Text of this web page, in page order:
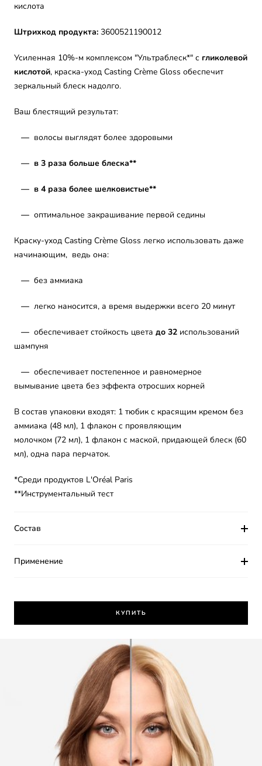
кислота
Штрихкод продукта: 3600521190012
Усиленная 10%-м комплексом "Ультраблеск*" с гликолевой
кислотой, краска-уход Casting Crème Gloss обеспечит
зеркальный блеск надолго.
Ваш блестящий результат:
— волосы выглядят более здоровыми
— в 3 раза больше блеска**
— в 4 раза более шелковистые**
— оптимальное закрашивание первой седины
Краску-уход Casting Crème Gloss легко использовать даже
начинающим, ведь она:
— без аммиака
— легко наносится, а время выдержки всего 20 минут
— обеспечивает стойкость цвета до 32 использований
шампуня
— обеспечивает постепенное и равномерное
вымывание цвета без эффекта отросших корней
В состав упаковки входят: 1 тюбик с красящим кремом без
аммиака (48 мл), 1 флакон с проявляющим
молочком (72 мл), 1 флакон с маской, придающей блеск (60
мл), одна пара перчаток.
*Среди продуктов L'Oréal Paris
**Инструментальный тест
Состав
Применение
КУПИТЬ